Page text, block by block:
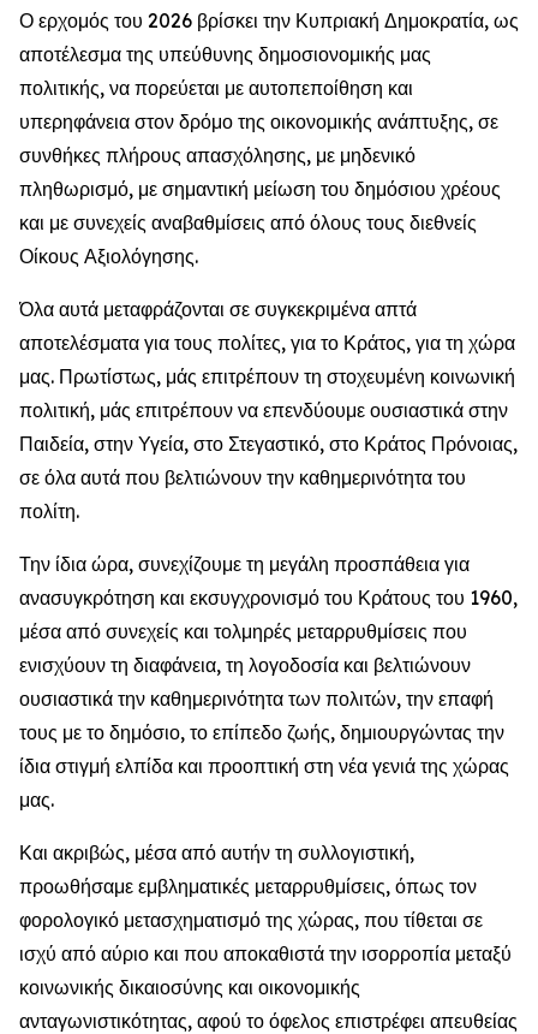
Ο ερχομός του 2026 βρίσκει την Κυπριακή Δημοκρατία, ως
αποτέλεσμα της υπεύθυνης δημοσιονομικής μας
πολιτικής, να πορεύεται με αυτοπεποίθηση και
υπερηφάνεια στον δρόμο της οικονομικής ανάπτυξης, σε
συνθήκες πλήρους απασχόλησης, με μηδενικό
πληθωρισμό, με σημαντική μείωση του δημόσιου χρέους
και με συνεχείς αναβαθμίσεις από όλους τους διεθνείς
Οίκους Αξιολόγησης.
Όλα αυτά μεταφράζονται σε συγκεκριμένα απτά
αποτελέσματα για τους πολίτες, για το Κράτος, για τη χώρα
μας. Πρωτίστως, μάς επιτρέπουν τη στοχευμένη κοινωνική
πολιτική, μάς επιτρέπουν να επενδύουμε ουσιαστικά στην
Παιδεία, στην Υγεία, στο Στεγαστικό, στο Κράτος Πρόνοιας,
σε όλα αυτά που βελτιώνουν την καθημερινότητα του
πολίτη.
Την ίδια ώρα, συνεχίζουμε τη μεγάλη προσπάθεια για
ανασυγκρότηση και εκσυγχρονισμό του Κράτους του 1960,
μέσα από συνεχείς και τολμηρές μεταρρυθμίσεις που
ενισχύουν τη διαφάνεια, τη λογοδοσία και βελτιώνουν
ουσιαστικά την καθημερινότητα των πολιτών, την επαφή
τους με το δημόσιο, το επίπεδο ζωής, δημιουργώντας την
ίδια στιγμή ελπίδα και προοπτική στη νέα γενιά της χώρας
μας.
Και ακριβώς, μέσα από αυτήν τη συλλογιστική,
προωθήσαμε εμβληματικές μεταρρυθμίσεις, όπως τον
φορολογικό μετασχηματισμό της χώρας, που τίθεται σε
ισχύ από αύριο και που αποκαθιστά την ισορροπία μεταξύ
κοινωνικής δικαιοσύνης και οικονομικής
ανταγωνιστικότητας, αφού το όφελος επιστρέφει απευθείας